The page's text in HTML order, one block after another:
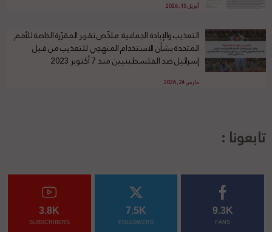
أبريل 15, 2026
التعذيب والإبادة الجماعية: ملخّص تقرير المقرّرة الخاصة للأمم
المتحدة بشأن الاستخدام المنهجي للتعذيب من قبل
إسرائيل ضد الفلسطينيين منذ 7 أكتوبر 2023
مارس 24, 2026
تابعونا :
9.3K
FANS
7.5K
FOLLOWERS
3.8K
SUBSCRIBERS